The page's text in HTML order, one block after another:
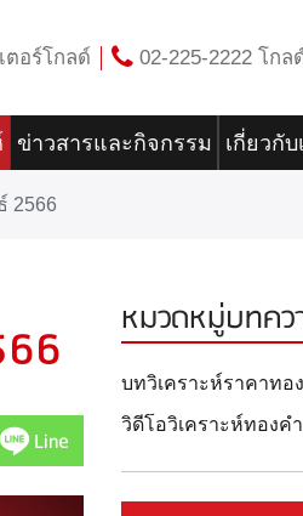
ตอร์โกลด์ 02-225-2222 โกล
ข่าวสารและกิจกรรม เกี่ยวกับ
2566
Line
หมวดหมู่บทคว
บทวิเคราะห์ราคาทอ
วิดีโอวิเคราะห์ทองคำ